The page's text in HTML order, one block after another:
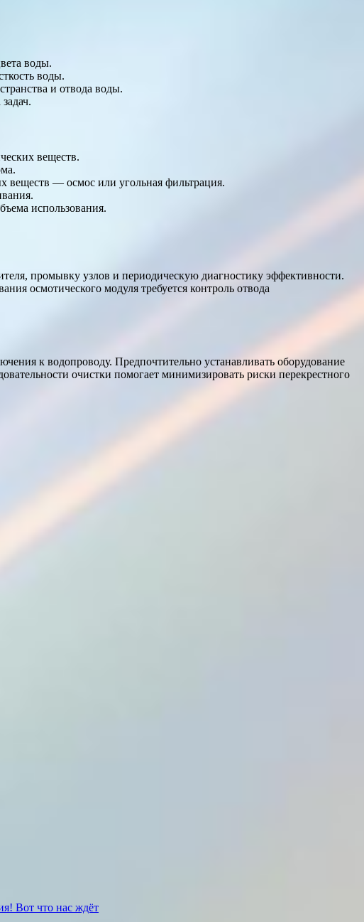
воды.
воды.
и отвода воды.
веществ.
веществ — осмос или угольная фильтрация.
использования.
промывку узлов и периодическую диагностику эффективности.
осмотического модуля требуется контроль отвода
к водопроводу. Предпочтительно устанавливать оборудование
очистки помогает минимизировать риски перекрестного
Вот что нас ждёт